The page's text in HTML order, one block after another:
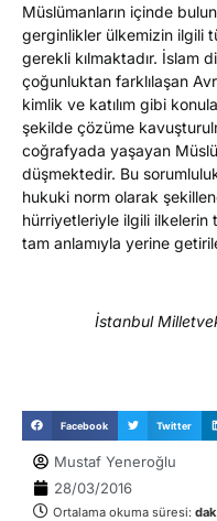
Müslümanların içinde
gerginlikler ülkemizin ilgili
gerekli kılmaktadır. İslam
çoğunluktan farklılaşan
kimlik ve katılım gibi
şekilde çözüme
coğrafyada yaşayan
düşmektedir. Bu
hukuki norm olarak
hürriyetleriyle ilgili ilkelerin
tam anlamıyla yerine
İstanbul
Facebook Twitter
Mustaf Yeneroğlu
28/03/2016
Ortalama okuma süresi: